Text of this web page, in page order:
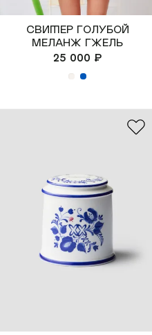
Свитер голубой
меланж Гжель
25 000 ₽
+7 499 112 03 30
чат в телеграм